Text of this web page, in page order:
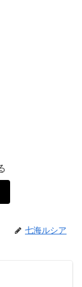
七海ルシア